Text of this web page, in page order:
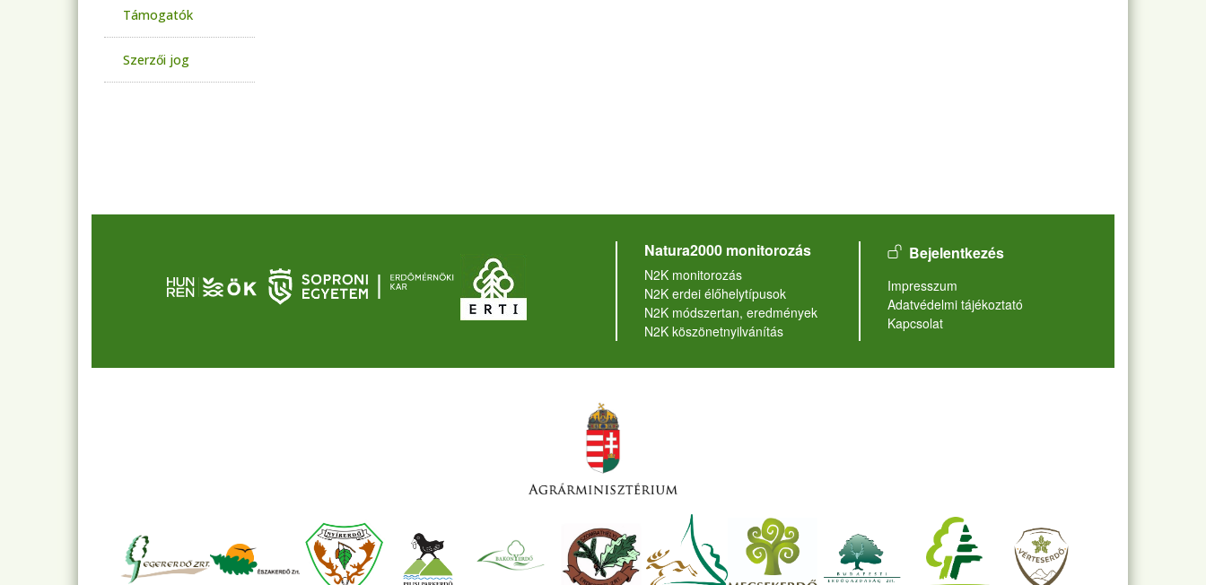
Támogatók
Szerzői jog
Natura2000 monitorozás
N2K monitorozás
N2K erdei élőhelytípusok
N2K módszertan, eredmények
N2K köszönetnyilvánítás
User account menu
Bejelentkezés
Lábléc
Impresszum
Adatvédelmi tájékoztató
Kapcsolat